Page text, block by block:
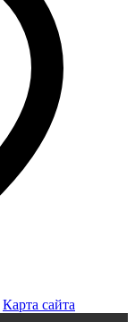
Карта сайта